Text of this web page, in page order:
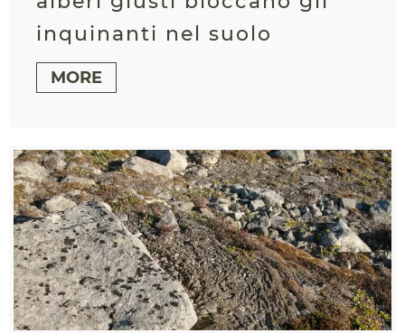
inquinanti nel suolo
MORE